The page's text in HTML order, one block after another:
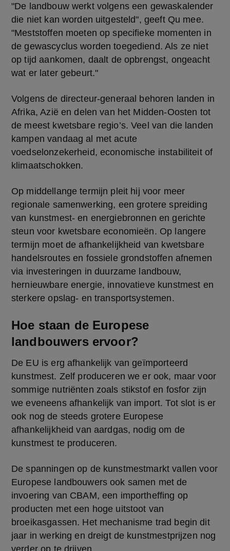
"De landbouw werkt volgens een gewaskalender
die niet kan worden uitgesteld", geeft Qu mee.
"Meststoffen moeten op specifieke momenten in
de gewascyclus worden toegediend. Als ze niet
op tijd aankomen, daalt de opbrengst, ongeacht
wat er later gebeurt."
Volgens de directeur-generaal behoren landen in
Afrika, Azië en delen van het Midden-Oosten tot
de meest kwetsbare regio’s. Veel van die landen
kampen vandaag al met acute
voedselonzekerheid, economische instabiliteit of
klimaatschokken.
Op middellange termijn pleit hij voor meer
regionale samenwerking, een grotere spreiding
van kunstmest- en energiebronnen en gerichte
steun voor kwetsbare economieën. Op langere
termijn moet de afhankelijkheid van kwetsbare
handelsroutes en fossiele grondstoffen afnemen
via investeringen in duurzame landbouw,
hernieuwbare energie, innovatieve kunstmest en
sterkere opslag- en transportsystemen.
Hoe staan de Europese
landbouwers ervoor?
De EU is erg afhankelijk van geïmporteerd
kunstmest. Zelf produceren we er ook, maar voor
sommige nutriënten zoals stikstof en fosfor zijn
we eveneens afhankelijk van import. Tot slot is er
ook nog de steeds grotere Europese
afhankelijkheid van aardgas, nodig om de
kunstmest te produceren.
De spanningen op de kunstmestmarkt vallen voor
Europese landbouwers ook samen met de
invoering van CBAM, een importheffing op
producten met een hoge uitstoot van
broeikasgassen. Het mechanisme trad begin dit
jaar in werking en dreigt de kunstmestprijzen nog
verder op te drijven.